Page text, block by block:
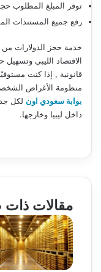
توفر المبلغ المطلوب
رفع جميع المستندات
خدمة حجز الدولارات
الاقتصاد الليبي
قانونية , إذا كنت
منظومة الأغراض
بوابة سعودي اون لكل
داخل ليبيا وخارجها.
مقالات ذات